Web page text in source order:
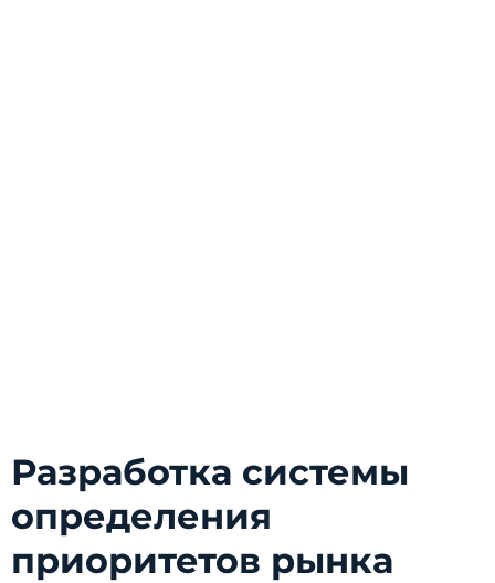
Разработка системы
определения
приоритетов рынка